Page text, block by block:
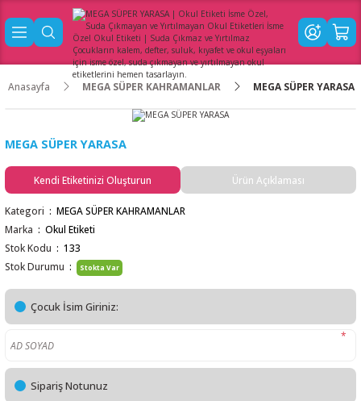
Anasayfa MEGA SÜPER KAHRAMANLAR MEGA SÜPER YARASA
MEGA SÜPER YARASA
Kendi Etiketinizi Oluşturun Ürün Açıklaması
Kategori
MEGA SÜPER KAHRAMANLAR
Marka
Okul Etiketi
Stok Kodu
133
Stok Durumu
Stokta Var
Çocuk İsim Giriniz:
*
Sipariş Notunuz